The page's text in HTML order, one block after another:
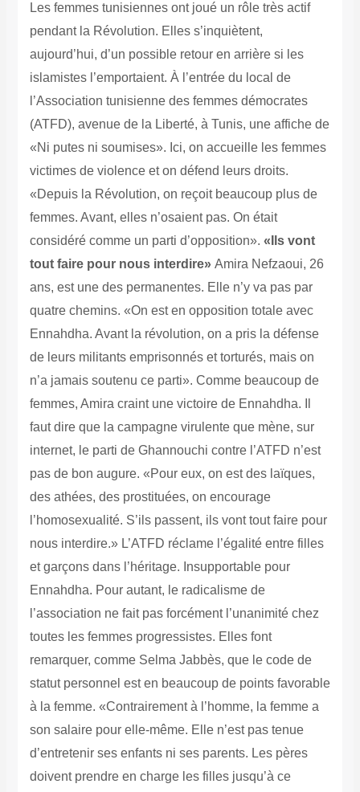
Les femmes tunisiennes ont joué un rôle très actif
pendant la Révolution. Elles s’inquiètent,
aujourd’hui, d’un possible retour en arrière si les
islamistes l’emportaient. À l’entrée du local de
l’Association tunisienne des femmes démocrates
(ATFD), avenue de la Liberté, à Tunis, une affiche de
«Ni putes ni soumises». Ici, on accueille les femmes
victimes de violence et on défend leurs droits.
«Depuis la Révolution, on reçoit beaucoup plus de
femmes. Avant, elles n’osaient pas. On était
considéré comme un parti d’opposition». «Ils vont
tout faire pour nous interdire» Amira Nefzaoui, 26
ans, est une des permanentes. Elle n’y va pas par
quatre chemins. «On est en opposition totale avec
Ennahdha. Avant la révolution, on a pris la défense
de leurs militants emprisonnés et torturés, mais on
n’a jamais soutenu ce parti». Comme beaucoup de
femmes, Amira craint une victoire de Ennahdha. Il
faut dire que la campagne virulente que mène, sur
internet, le parti de Ghannouchi contre l’ATFD n’est
pas de bon augure. «Pour eux, on est des laïques,
des athées, des prostituées, on encourage
l’homosexualité. S’ils passent, ils vont tout faire pour
nous interdire.» L’ATFD réclame l’égalité entre filles
et garçons dans l’héritage. Insupportable pour
Ennahdha. Pour autant, le radicalisme de
l’association ne fait pas forcément l’unanimité chez
toutes les femmes progressistes. Elles font
remarquer, comme Selma Jabbès, que le code de
statut personnel est en beaucoup de points favorable
à la femme. «Contrairement à l’homme, la femme a
son salaire pour elle-même. Elle n’est pas tenue
d’entretenir ses enfants ni ses parents. Les pères
doivent prendre en charge les filles jusqu’à ce